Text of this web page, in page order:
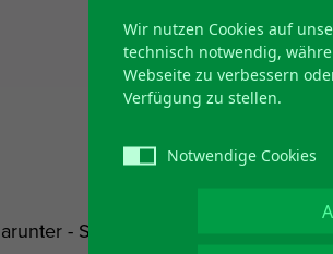
- Stress.
Wir nutzen Cookies auf
technisch notwendig,
Webseite zu verbessern
Verfügung zu stellen.
Notwendige Cookies